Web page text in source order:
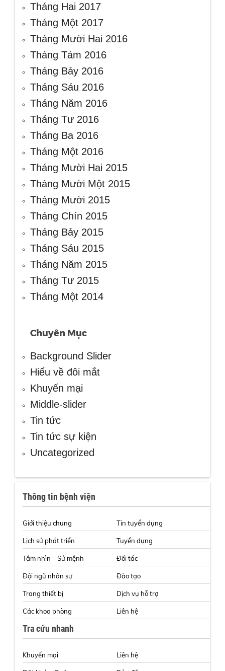
Tháng Hai 2017
Tháng Một 2017
Tháng Mười Hai 2016
Tháng Tám 2016
Tháng Bảy 2016
Tháng Sáu 2016
Tháng Năm 2016
Tháng Tư 2016
Tháng Ba 2016
Tháng Một 2016
Tháng Mười Hai 2015
Tháng Mười Một 2015
Tháng Mười 2015
Tháng Chín 2015
Tháng Bảy 2015
Tháng Sáu 2015
Tháng Năm 2015
Tháng Tư 2015
Tháng Một 2014
Chuyên Mục
Background Slider
Hiểu về đôi mắt
Khuyến mại
Middle-slider
Tin tức
Tin tức sự kiện
Uncategorized
Thông tin bệnh viện
Giới thiệu chung
Lịch sử phát triển
Tầm nhìn – Sứ mệnh
Đội ngũ nhân sự
Trang thiết bị
Các khoa phòng
Tin tuyển dụng
Tuyển dụng
Đối tác
Đào tạo
Dịch vụ hỗ trợ
Liên hệ
Tra cứu nhanh
Khuyến mại Liên hệ